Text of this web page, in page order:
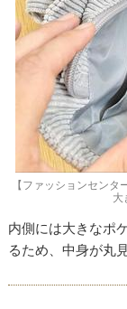
【ファッションセンタ
大
内側には大きなポ
るため、中身が丸